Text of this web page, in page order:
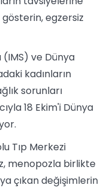
egzersiz
(IMS) ve Dünya
kadınların
sorunları
18 Ekim'i Dünya
Tıp Merkezi
menopozla birlikte
çıkan değişimlerin